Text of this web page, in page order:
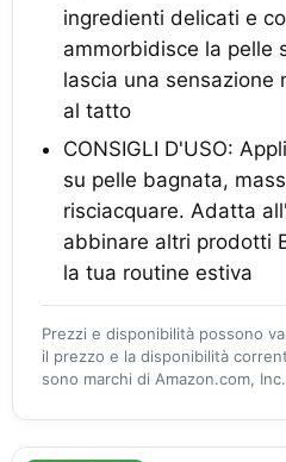
ingredienti delicati e
ammorbidisce la pelle
lascia una sensazione
al tatto
CONSIGLI D'USO:
su pelle bagnata,
risciacquare. Adatta
abbinare altri prodotti
la tua routine estiva
Prezzi e disponibilità possono
il prezzo e la disponibilità
sono marchi di Amazon.com,